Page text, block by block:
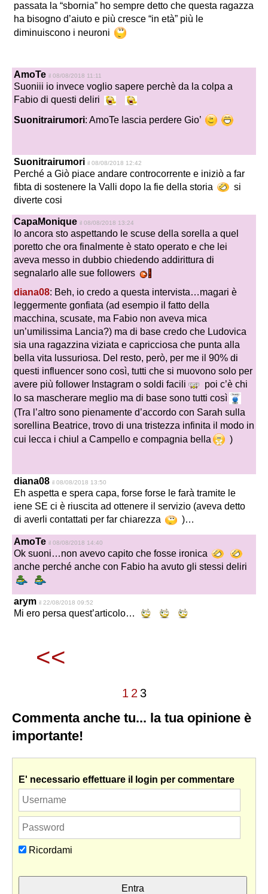
passata la “sbornia” ho sempre detto che questa ragazza
ha bisogno d’aiuto e più cresce “in età” più le
diminuiscono i neuroni
AmoTe il 08/08/2018 11:11
Suoniii io invece voglio sapere perchè da la colpa a
Fabio di questi deliri
Suonitrairumori: AmoTe lascia perdere Gio’
Suonitrairumori il 08/08/2018 12:42
Perché a Giò piace andare controcorrente e iniziò a far
fibta di sostenere la Valli dopo la fie della storia
si
diverte cosi
CapaMonique il 08/08/2018 13:24
Io ancora sto aspettando le scuse della sorella a quel
poretto che ora finalmente è stato operato e che lei
aveva messo in dubbio chiedendo addirittura di
segnalarlo alle sue followers
diana08: Beh, io credo a questa intervista…magari è
leggermente gonfiata (ad esempio il fatto della
macchina, scusate, ma Fabio non aveva mica
un’umilissima Lancia?) ma di base credo che Ludovica
sia una ragazzina viziata e capricciosa che punta alla
bella vita lussuriosa. Del resto, però, per me il 90% di
questi influencer sono così, tutti che si muovono solo per
avere più follower Instagram o soldi facili
poi c’è chi
lo sa mascherare meglio ma di base sono tutti così
(Tra l’altro sono pienamente d’accordo con Sarah sulla
sorellina Beatrice, trovo di una tristezza infinita il modo in
cui lecca i chiul a Campello e compagnia bella
)
diana08 il 08/08/2018 13:50
Eh aspetta e spera capa, forse forse le farà tramite le
iene SE ci è riuscita ad ottenere il servizio (aveva detto
di averli contattati per far chiarezza
)…
AmoTe il 08/08/2018 14:40
Ok suoni…non avevo capito che fosse ironica
anche perché anche con Fabio ha avuto gli stessi deliri
arym il 22/08/2018 09:52
Mi ero persa quest’articolo…
<<
1 2 3
Commenta anche tu... la tua opinione è
importante!
E' necessario effettuare il login per commentare
Ricordami